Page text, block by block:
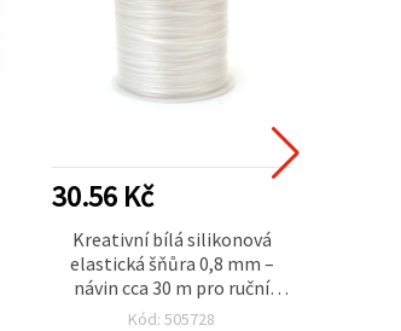
30.56 Kč
Kreativní bílá silikonová
elastická šňůra 0,8 mm –
návin cca 30 m pro ruční
výrobu šperků, korálkování a
Kód: 505728